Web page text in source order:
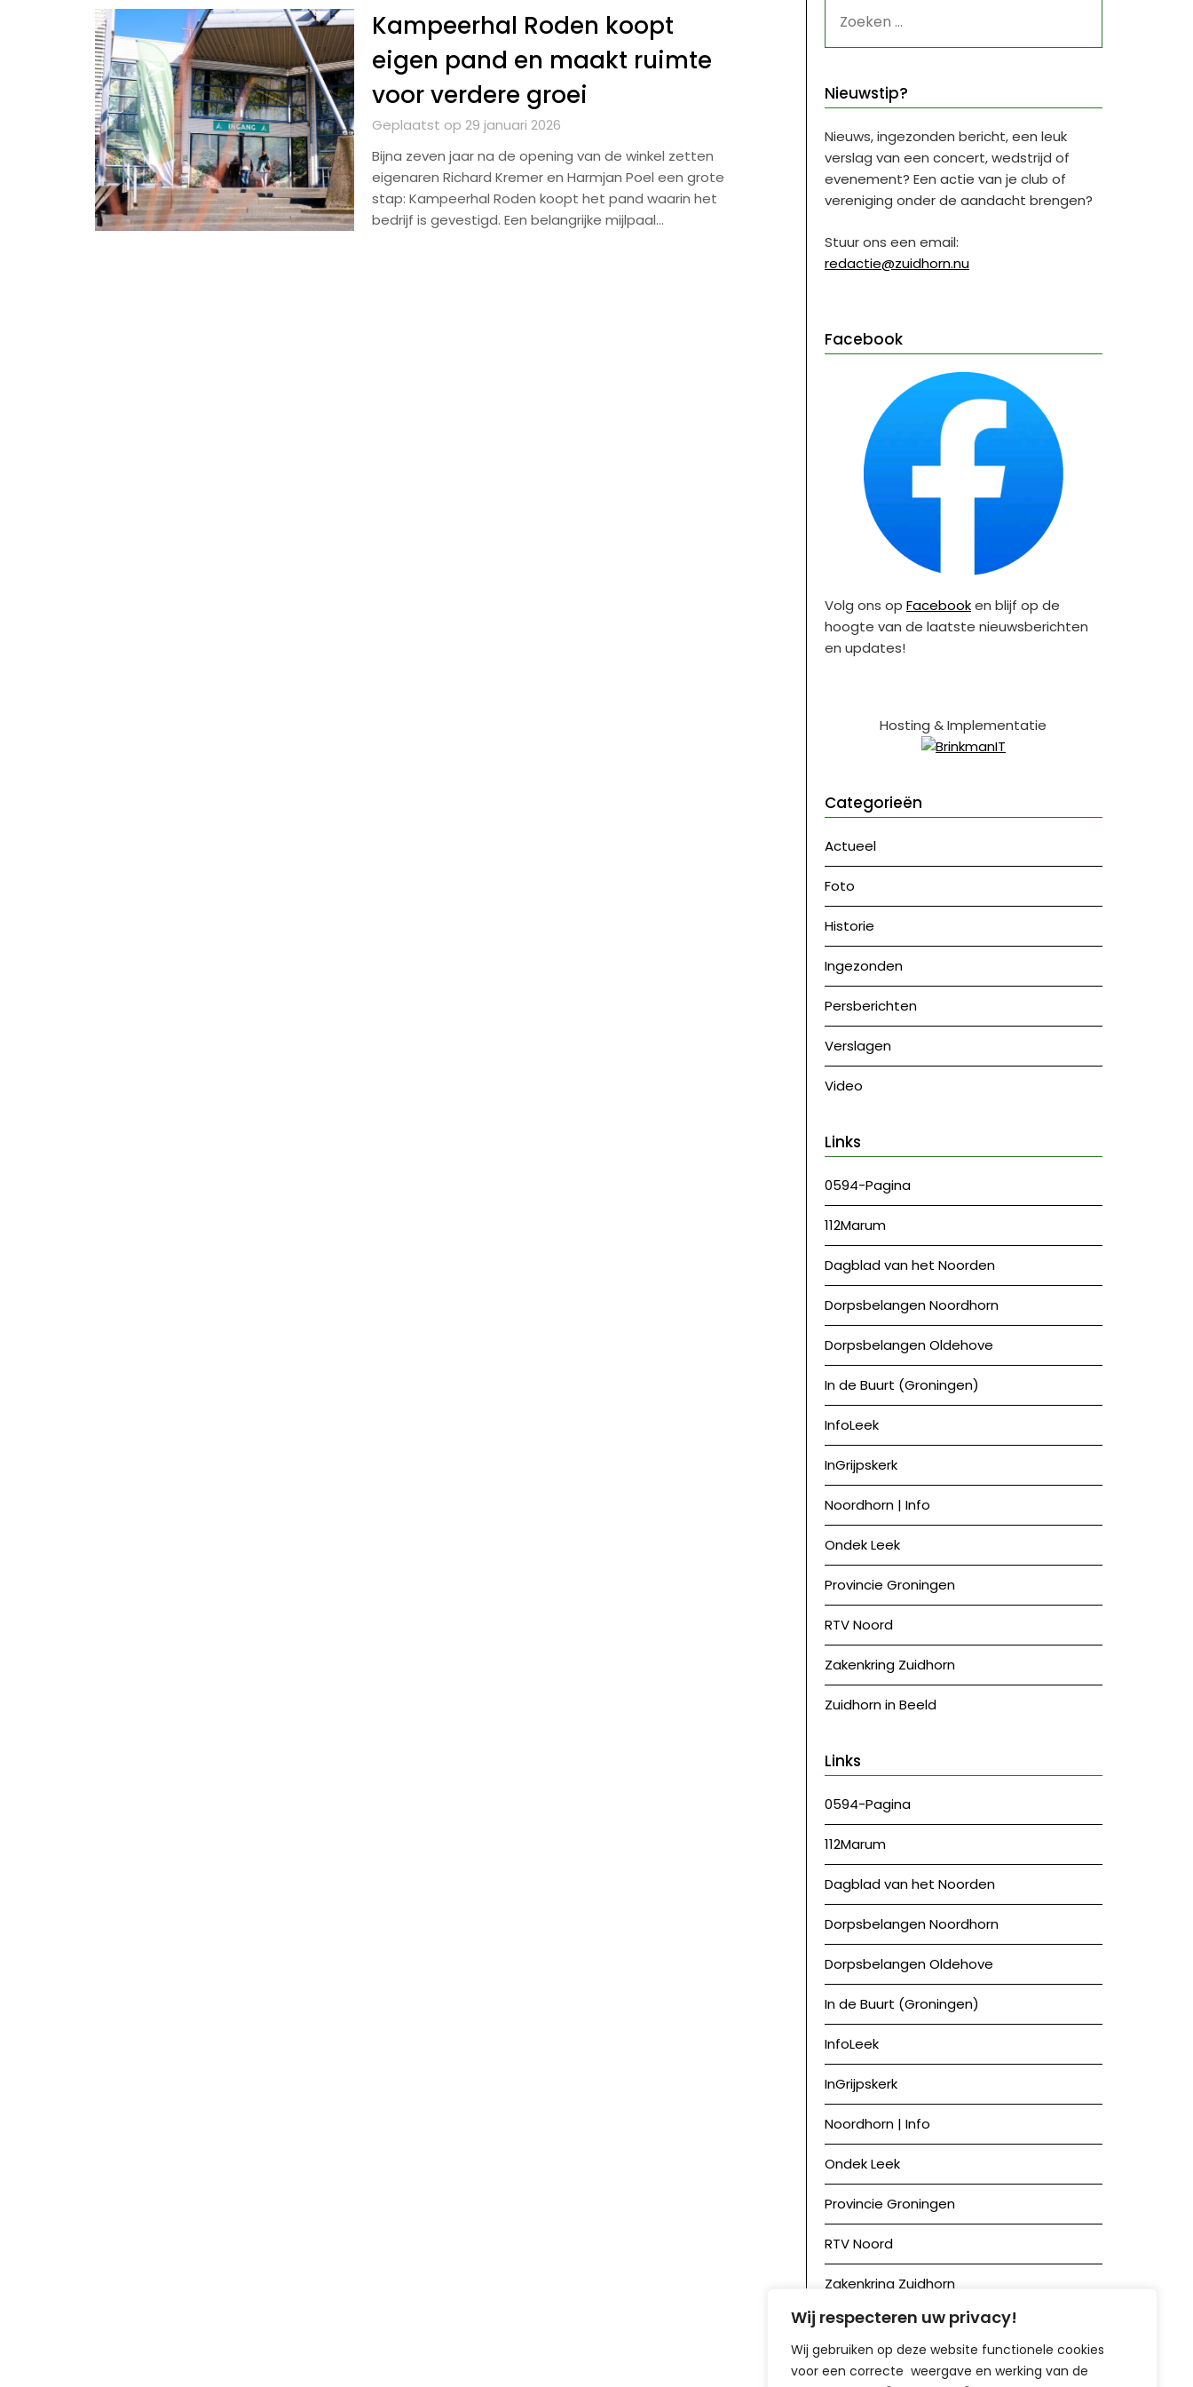
Wij respecteren uw privacy!
Wij gebruiken op deze website functionele cookies
voor een correcte weergave en werking van de
Kampeerhal Roden koopt
eigen pand en maakt ruimte
voor verdere groei
Geplaatst op 29 januari 2026
Bijna zeven jaar na de opening van de winkel zetten
eigenaren Richard Kremer en Harmjan Poel een grote
stap: Kampeerhal Roden koopt het pand waarin het
bedrijf is gevestigd. Een belangrijke mijlpaal…
NAAR:
Nieuwstip?
Nieuws, ingezonden bericht, een leuk
verslag van een concert, wedstrijd of
evenement? Een actie van je club of
vereniging onder de aandacht brengen?
Stuur ons een email:
redactie@zuidhorn.nu
Facebook
Volg ons op Facebooken blijf op de
hoogte van de laatste nieuwsberichten
en updates!
Hosting & Implementatie
Categorieën
Actueel
Foto
Historie
Ingezonden
Persberichten
Verslagen
Video
Links
0594-Pagina
112Marum
Dagblad van het Noorden
Dorpsbelangen Noordhorn
Dorpsbelangen Oldehove
In de Buurt (Groningen)
InfoLeek
InGrijpskerk
Noordhorn | Info
Ondek Leek
Provincie Groningen
RTV Noord
Zakenkring Zuidhorn
Zuidhorn in Beeld
Links
0594-Pagina
112Marum
Dagblad van het Noorden
Dorpsbelangen Noordhorn
Dorpsbelangen Oldehove
In de Buurt (Groningen)
InfoLeek
InGrijpskerk
Noordhorn | Info
Ondek Leek
Provincie Groningen
RTV Noord
Zakenkring Zuidhorn
Zuidhorn in Beeld
Achief